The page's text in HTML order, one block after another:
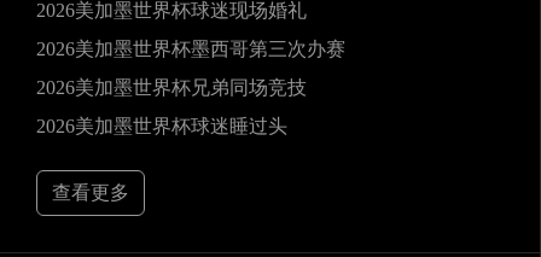
2026美加墨世界杯球迷现场婚礼
2026美加墨世界杯墨西哥第三次办赛
2026美加墨世界杯兄弟同场竞技
2026美加墨世界杯球迷睡过头
查看更多